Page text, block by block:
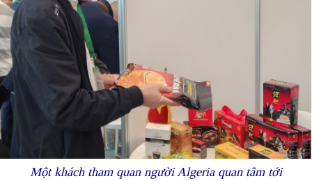
Một khách tham quan người Algeria quan tâm tới